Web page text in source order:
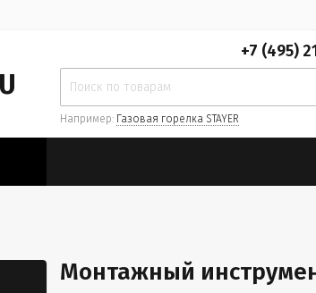
+7 (495)
Например: Газовая горелка STAYER
Монтажный